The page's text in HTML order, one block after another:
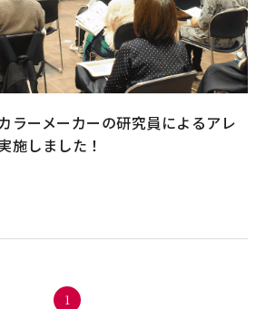
ラーメーカーの研究員によるアレ
施しました！
1